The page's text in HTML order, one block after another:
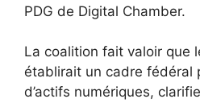
PDG de Digital Chamber.
La coalition fait valoir que
établirait un cadre fédéral
d’actifs numériques,